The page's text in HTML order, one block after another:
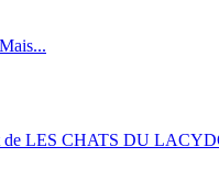
de LES CHATS DU